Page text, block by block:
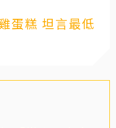
蛋糕 坦言最低